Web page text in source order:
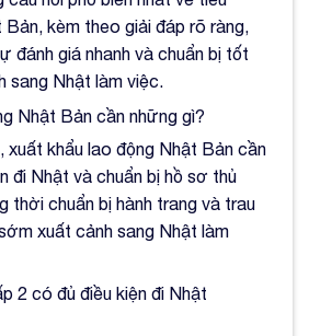
Bản, kèm theo giải đáp rõ ràng,
đánh giá nhanh và chuẩn bị tốt
sang Nhật làm việc.
Nhật Bản cần những gì?
xuất khẩu lao động Nhật Bản cần
đi Nhật và chuẩn bị hồ sơ thủ
thời chuẩn bị hành trang và trau
xuất cảnh sang Nhật làm
2 có đủ điều kiện đi Nhật